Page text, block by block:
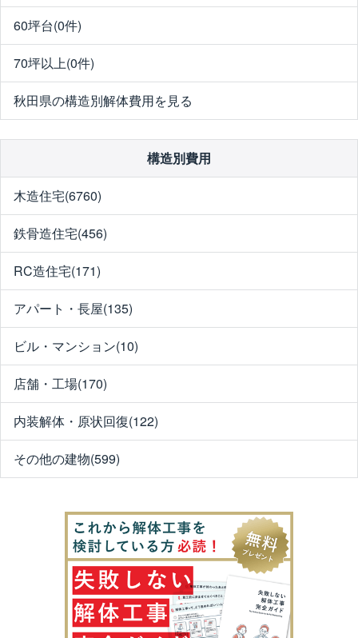
60坪台(0件)
70坪以上(0件)
秋田県の構造別解体費用を見る
構造別費用
木造住宅(6760)
鉄骨造住宅(456)
RC造住宅(171)
アパート・長屋(135)
ビル・マンション(10)
店舗・工場(170)
内装解体・原状回復(122)
その他の建物(599)